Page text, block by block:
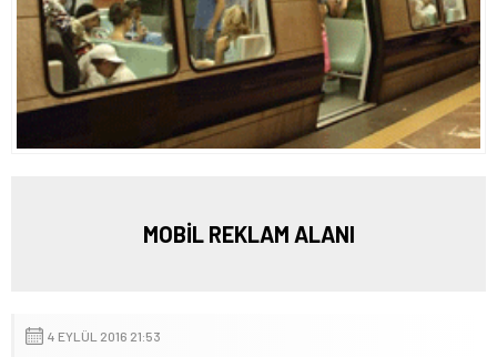
MOBİL REKLAM ALANI
4 EYLÜL 2016 21:53